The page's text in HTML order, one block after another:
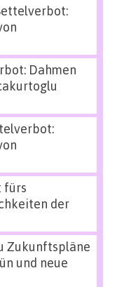
Dahmen
fürs
der
Zukunftspläne
und neue